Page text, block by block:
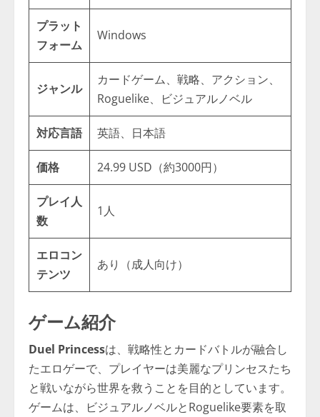
プラット
フォーム
Windows
ジャンル
カードゲーム、戦略、アクション、
Roguelike、ビジュアルノベル
対応言語 英語、日本語
価格 24.99 USD（約3000円）
プレイ人
数
1人
エロコン
テンツ
あり（成人向け）
ゲーム紹介
Duel Princessは、戦略性とカードバトルが融合し
たエロゲーで、プレイヤーは美麗なプリンセスたち
と戦いながら世界を救うことを目的としています。
ゲームは、ビジュアルノベルとRoguelike要素を取